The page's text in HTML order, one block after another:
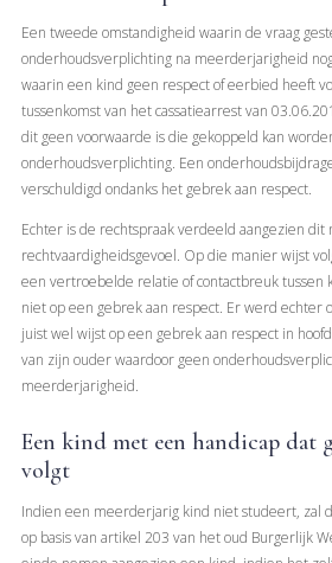
Een tweede omstandigheid waarin de vraag
onderhoudsverplichting na meerderjarigheid
waarin een kind geen respect of eerbied heeft
tussenkomst van het cassatiearrest van
dit geen voorwaarde is die gekoppeld kan
onderhoudsverplichting. Een
verschuldigd ondanks het gebrek aan respect.
Echter is de rechtspraak verdeeld aangezien
rechtvaardigheidsgevoel. Op die manier wijst
een vertroebelde relatie of contactbreuk tussen
niet op een gebrek aan respect. Er werd echter
juist wel wijst op een gebrek aan respect in
van zijn ouder waardoor geen
meerderjarigheid.
Een kind met een handicap dat
volgt
Indien een meerderjarig kind niet studeert, zal
op basis van artikel 203 van het oud Burgerlijk